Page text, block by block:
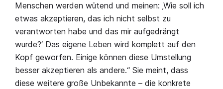
Menschen werden wütend und meinen: ‚Wie soll ich
etwas akzeptieren, das ich nicht selbst zu
verantworten habe und das mir aufgedrängt
wurde?‘ Das eigene Leben wird komplett auf den
Kopf geworfen. Einige können diese Umstellung
besser akzeptieren als andere.“ Sie meint, dass
diese weitere große Unbekannte – die konkrete